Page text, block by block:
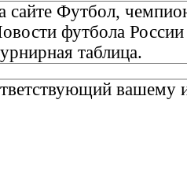
сайте Футбол,
футбола
таблица.
вашему